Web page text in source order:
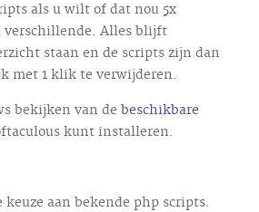
als u wilt of dat nou 5x
verschillende. Alles blijft
staan en de scripts zijn dan
met 1 klik te verwijderen.
bekijken van de beschikbare
kunt installeren.
keuze aan bekende php scripts.